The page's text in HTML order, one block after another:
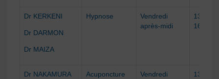
Dr KERKENI
Dr DARMON
Dr MAIZA
Hypnose
Vendredi
après-midi
13h30 à
16h
Dr NAKAMURA Acuponcture
Vendredi
13h à